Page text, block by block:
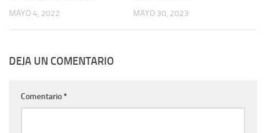
MAYO 4, 2022 MAYO 30, 2023
DEJA UN COMENTARIO
Comentario*